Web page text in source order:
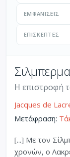
ΕΜΦΑΝΊΣΕΙΣ
ΕΠΙΣΚΈΠΤΕΣ
Η επιστροφή
Jacques de
Μετάφραση:
[...] Με τον
χρονών, ο